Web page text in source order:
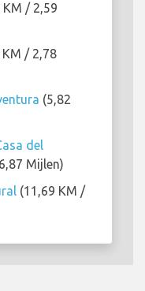
KM / 2,59
KM / 2,78
(5,82
del
Mijlen)
(11,69 KM /